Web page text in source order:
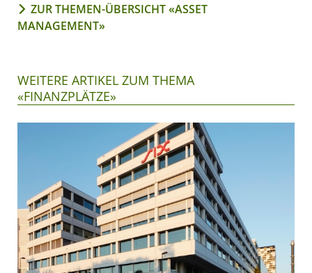
ZUR THEMEN-ÜBERSICHT «ASSET
MANAGEMENT»
WEITERE ARTIKEL ZUM THEMA
«FINANZPLÄTZE»